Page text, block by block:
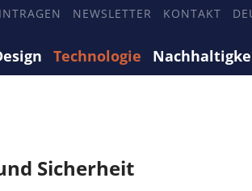
NEWSLETTER KONTAKT
Technologie
Sicherheit